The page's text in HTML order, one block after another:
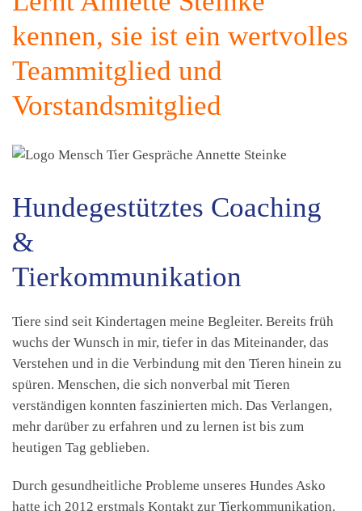
kennen, sie ist ein wertvolles
Teammitglied und
Vorstandsmitglied
Hundegestütztes Coaching
&
Tierkommunikation
Tiere sind seit Kindertagen meine Begleiter. Bereits früh
wuchs der Wunsch in mir, tiefer in das Miteinander, das
Verstehen und in die Verbindung mit den Tieren hinein zu
spüren. Menschen, die sich nonverbal mit Tieren
verständigen konnten faszinierten mich. Das Verlangen,
mehr darüber zu erfahren und zu lernen ist bis zum
heutigen Tag geblieben.
Durch gesundheitliche Probleme unseres Hundes Asko
hatte ich 2012 erstmals Kontakt zur Tierkommunikation.